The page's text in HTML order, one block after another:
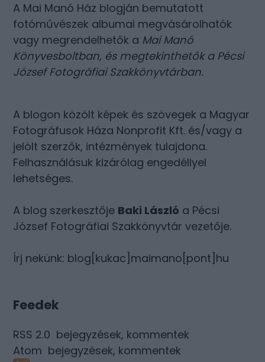
A Mai Manó Ház blogján bemutatott
fotóművészek albumai megvásárolhatók
vagy megrendelhetők a Mai Manó
Könyvesboltban, és megtekinthetők a Pécsi
József Fotográfiai Szakkönyvtárban.
A blogon közölt képek és szövegek a Magyar
Fotográfusok Háza Nonprofit Kft. és/vagy a
jelölt szerzők, intézmények tulajdona.
Felhasználásuk kizárólag engedéllyel
lehetséges.
A blog szerkesztője Baki László a Pécsi
József Fotográfiai Szakkönyvtár vezetője.
Írj nekünk: blog[kukac]maimano[pont]hu
Feedek
RSS 2.0 bejegyzések, kommentek
Atom bejegyzések, kommentek